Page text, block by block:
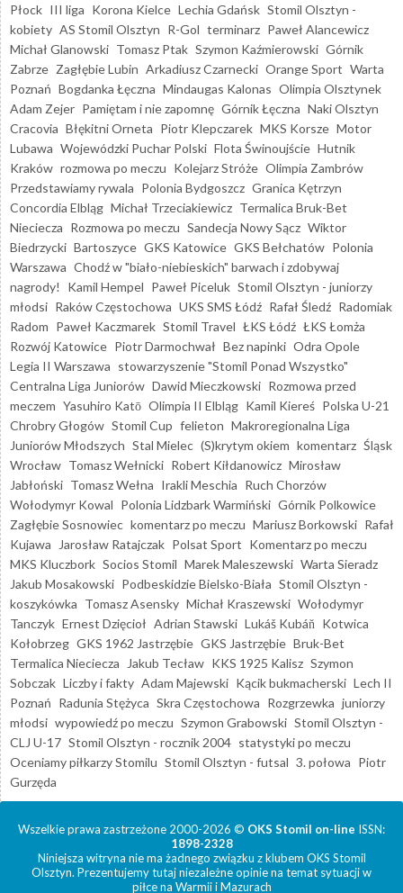
Płock III liga Korona Kielce Lechia Gdańsk Stomil Olsztyn -
kobiety AS Stomil Olsztyn R-Gol terminarz Paweł Alancewicz
Michał Glanowski Tomasz Ptak Szymon Kaźmierowski Górnik
Zabrze Zagłębie Lubin Arkadiusz Czarnecki Orange Sport Warta
Poznań Bogdanka Łęczna Mindaugas Kalonas Olimpia Olsztynek
Adam Zejer Pamiętam i nie zapomnę Górnik Łęczna Naki Olsztyn
Cracovia Błękitni Orneta Piotr Klepczarek MKS Korsze Motor
Lubawa Wojewódzki Puchar Polski Flota Świnoujście Hutnik
Kraków rozmowa po meczu Kolejarz Stróże Olimpia Zambrów
Przedstawiamy rywala Polonia Bydgoszcz Granica Kętrzyn
Concordia Elbląg Michał Trzeciakiewicz Termalica Bruk-Bet
Nieciecza Rozmowa po meczu Sandecja Nowy Sącz Wiktor
Biedrzycki Bartoszyce GKS Katowice GKS Bełchatów Polonia
Warszawa Chodź w "biało-niebieskich" barwach i zdobywaj
nagrody!
Kamil Hempel Paweł Piceluk Stomil Olsztyn - juniorzy
młodsi Raków Częstochowa UKS SMS Łódź Rafał Śledź Radomiak
Radom Paweł Kaczmarek Stomil Travel ŁKS Łódź ŁKS Łomża
Rozwój Katowice Piotr Darmochwał Bez napinki Odra Opole
Legia II Warszawa stowarzyszenie "Stomil Ponad Wszystko"
Centralna Liga Juniorów Dawid Mieczkowski Rozmowa przed
meczem Yasuhiro Katō Olimpia II Elbląg Kamil Kiereś Polska U-21
Chrobry Głogów Stomil Cup felieton Makroregionalna Liga
Juniorów Młodszych Stal Mielec (S)krytym okiem komentarz Śląsk
Wrocław Tomasz Wełnicki Robert Kiłdanowicz Mirosław
Jabłoński Tomasz Wełna Irakli Meschia Ruch Chorzów
Wołodymyr Kowal Polonia Lidzbark Warmiński Górnik Polkowice
Zagłębie Sosnowiec komentarz po meczu Mariusz Borkowski Rafał
Kujawa
Jarosław Ratajczak Polsat Sport Komentarz po meczu
MKS Kluczbork Socios Stomil Marek Maleszewski Warta Sieradz
Jakub Mosakowski Podbeskidzie Bielsko-Biała Stomil Olsztyn -
koszykówka Tomasz Asensky Michał Kraszewski Wołodymyr
Tanczyk Ernest Dzięcioł Adrian Stawski Lukáš Kubáň Kotwica
Kołobrzeg GKS 1962 Jastrzębie GKS Jastrzębie Bruk-Bet
Termalica Nieciecza
Jakub Tecław KKS 1925 Kalisz Szymon
Sobczak Liczby i fakty Adam Majewski Kącik bukmacherski Lech II
Poznań Radunia Stężyca Skra Częstochowa Rozgrzewka juniorzy
młodsi wypowiedź po meczu Szymon Grabowski Stomil Olsztyn -
CLJ U-17 Stomil Olsztyn - rocznik 2004 statystyki po meczu
Oceniamy piłkarzy Stomilu Stomil Olsztyn - futsal 3. połowa Piotr
Gurzęda
Wszelkie prawa zastrzeżone 2000-2026 © OKS Stomil on-line ISSN:
1898-2328
Niniejsza witryna nie ma żadnego związku z klubem OKS Stomil
Olsztyn. Prezentujemy tutaj niezależne opinie na temat sytuacji w
piłce na Warmii i Mazurach